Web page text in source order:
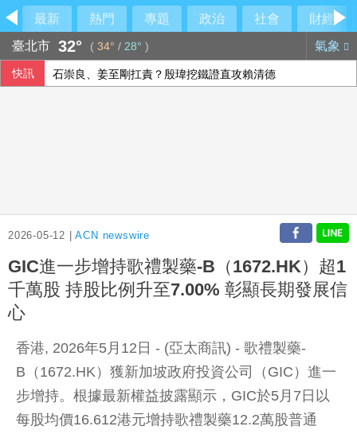
最新 熱門 專題 政治 社會
財經
臺北市 32° ( 34° / 28° ) 氣象
快訊 石崇良、姜至剛扛責？殷瑋挖鐵證直攻賴清德
2026-05-12 |ACN newswire
GIC進一步增持歌禮製藥-B（1672.HK）超1
千萬股 持股比例升至7.00% 彰顯長期發展信
心
香港, 2026年5月12日 - (亞太商訊) - 歌禮製藥-
B（1672.HK）獲新加坡政府投資公司（GIC）進一
步增持。根據最新權益披露顯示，GIC於5月7日以
每股均價16.612港元增持歌禮製藥12.2萬股普通